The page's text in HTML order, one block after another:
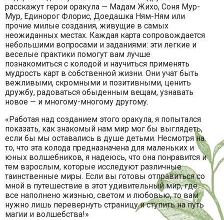
расскажут герои оракула — Мадам Жихо, Соня Мур-
Мур, Единорог Флорис, Доедашка Ням-Ням или
прочие милые создания, живущие в самых
неожиданных местах. Каждая карта сопровождается
небольшими вопросами и заданиями: эти легкие и
веселые практики помогут вам лучше
познакомиться с колодой и научиться применять
мудрость карт в собственной жизни. Они учат быть
вежливыми, скромными и позитивными, ценить
дружбу, радоваться обыденным вещам, узнавать
новое — и многому-многому другому.
«Работая над созданием этого оракула, я попытался
показать, как знакомый нам мир мог бы выглядеть,
если бы мы оставались в душе детьми. Несмотря на
то, что эта колода предназначена для маленьких и
юных волшебников, я надеюсь, что она понравится и
тем взрослым, которые исследуют различные
таинственные миры. Если вы готовы отправиться со
мной в путешествие в этот удивительный мир, где
все наполнено жизнью, светом и любовью, то вам
нужно лишь перевернуть страницу и ступить на путь
магии и волшебства!»